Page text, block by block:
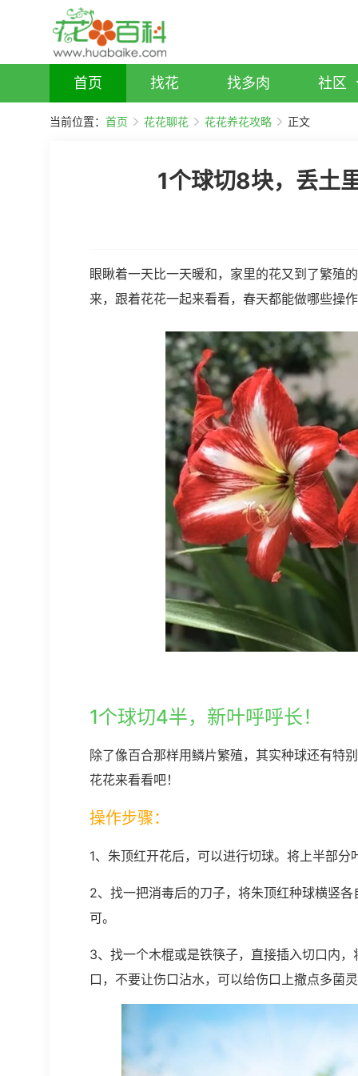
首页 找花 找多肉 社区
当前位置： 首页 花花聊花 花花养花攻略 正文
1个球切8块，丢土
眼瞅着一天比一天暖和，家里的花又到了繁殖
来，跟着花花一起来看看，春天都能做哪些操
1个球切4半，新叶呼呼长！
除了像百合那样用鳞片繁殖，其实种球还有特
花花来看看吧！
操作步骤：
1、朱顶红开花后，可以进行切球。将上半部
2、找一把消毒后的刀子，将朱顶红种球横竖
可。
3、找一个木棍或是铁筷子，直接插入切口内
口，不要让伤口沾水，可以给伤口上撒点多菌